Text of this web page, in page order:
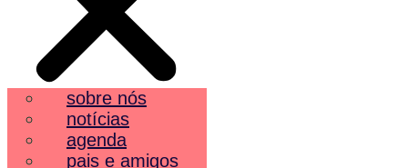
sobre nós
notícias
agenda
pais e amigos